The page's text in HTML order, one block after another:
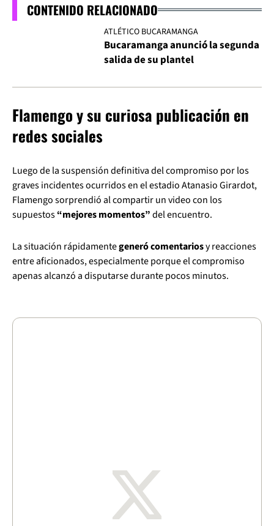
CONTENIDO RELACIONADO
ATLÉTICO BUCARAMANGA
Bucaramanga anunció la segunda
salida de su plantel
Flamengo y su curiosa publicación en
redes sociales
Luego de la suspensión definitiva del compromiso por los
graves incidentes ocurridos en el estadio Atanasio Girardot,
Flamengo sorprendió al compartir un video con los
supuestos“mejores momentos”del encuentro.
La situación rápidamentegeneró comentariosy reacciones
entre aficionados, especialmente porque el compromiso
apenas alcanzó a disputarse durante pocos minutos.